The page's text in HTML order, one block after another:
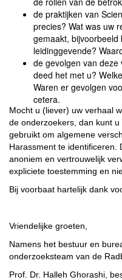
de praktijken van
precies? Wat was uw
gemaakt, bijvoorbeeld
leidinggevende?
de gevolgen van deze
deed het met u?
Waren er gevolgen
cetera.
Mocht u (liever) uw verhaal
de onderzoekers, dan kunt
gebruikt om algemene
Harassment te identificeren.
anoniem en vertrouwelijk
expliciete toestemming en
Bij voorbaat hartelijk dank
Vriendelijke groeten,
Namens het bestuur en
onderzoeksteam van de
Prof. Dr. Halleh Ghorashi,